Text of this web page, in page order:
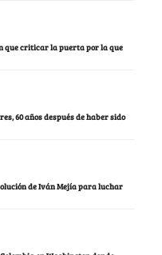
que criticar la puerta por la que
60 años después de haber sido
de Iván Mejía para luchar